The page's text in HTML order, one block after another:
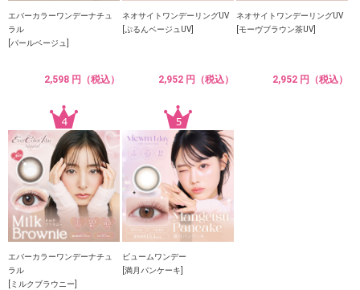
エバーカラーワンデーナチュ
ラル
[パールベージュ]
2,598 円（税込）
ネオサイトワンデーリングUV
[ぷるんベージュUV]
2,952 円（税込）
ネオサイトワンデーリングUV
[モーヴブラウン茶UV]
2,952 円（税込）
エバーカラーワンデーナチュ
ラル
[ミルクブラウニー]
ビュームワンデー
[満月パンケーキ]